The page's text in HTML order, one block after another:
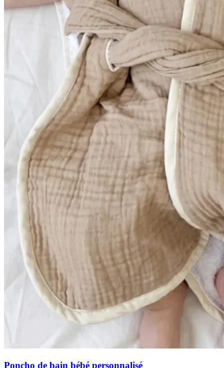
Poncho de bain bébé personnalisé